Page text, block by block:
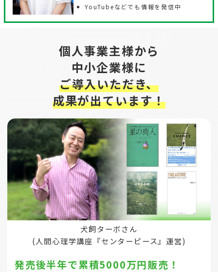
YouTubeなどでも情報を発信中
個人事業主様から
中小企業様に
ご導入いただき、
成果が出ています！
犬飼ターボさん
(人間心理学講座『センターピース』運営)
発売後半年で累積5000万円販売！